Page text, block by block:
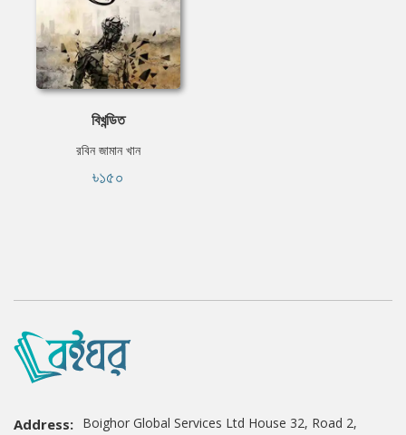
বিখন্ডিত
রবিন জামান খান
৳১৫০
Address: Boighor Global Services Ltd House 32, Road 2,